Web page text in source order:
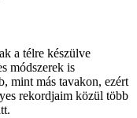
a télre készülve
módszerek is
mint más tavakon, ezért
rekordjaim közül több